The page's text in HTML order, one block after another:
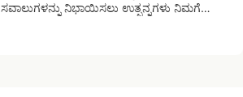
ಸವಾಲುಗಳನ್ನು ನಿಭಾಯಿಸಲು ಉತ್ಪನ್ನಗಳು ನಿಮಗೆ